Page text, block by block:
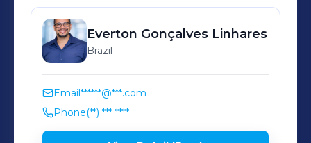
Everton Gonçalves Linhares
Brazil
Email******@***.com
Phone(**) *** ****